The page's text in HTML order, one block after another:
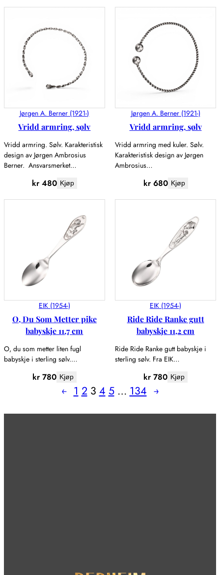
Jørgen A. Berner (1921-)
Vridd armring, sølv
Vridd armring. Sølv. Karakteristisk
design av Jørgen Ambrosius
Berner. Ansvarsmerket…
kr480 Kjøp
Jørgen A. Berner (1921-)
Vridd armring, sølv
Vridd armring med kuler. Sølv.
Karakteristisk design av Jørgen
Ambrosius…
kr680 Kjøp
EIK (1954-)
O, Du Som Metter pike
babyskje 11,7 cm
O, du som metter liten fugl
babyskje i sterling sølv.…
kr780 Kjøp
EIK (1954-)
Ride Ride Ranke gutt
babyskje 11,2 cm
Ride Ride Ranke gutt babyskje i
sterling sølv. Fra EIK…
kr 780 Kjøp
← 1 2 3 4 5 … 134 →